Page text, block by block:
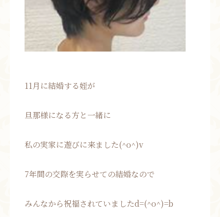
11月に結婚する姪が
旦那様になる方と一緒に
私の実家に遊びに来ました(^o^)v
7年間の交際を実らせての結婚なので
みんなから祝福されていましたd=(^o^)=b